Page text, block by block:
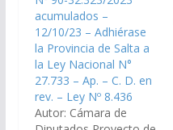
acumulados –
12/10/23 – Adhiérase
la Provincia de Salta a
la Ley Nacional N°
27.733 – Ap. – C. D. en
rev. – Ley Nº 8.436
Autor: Cámara de